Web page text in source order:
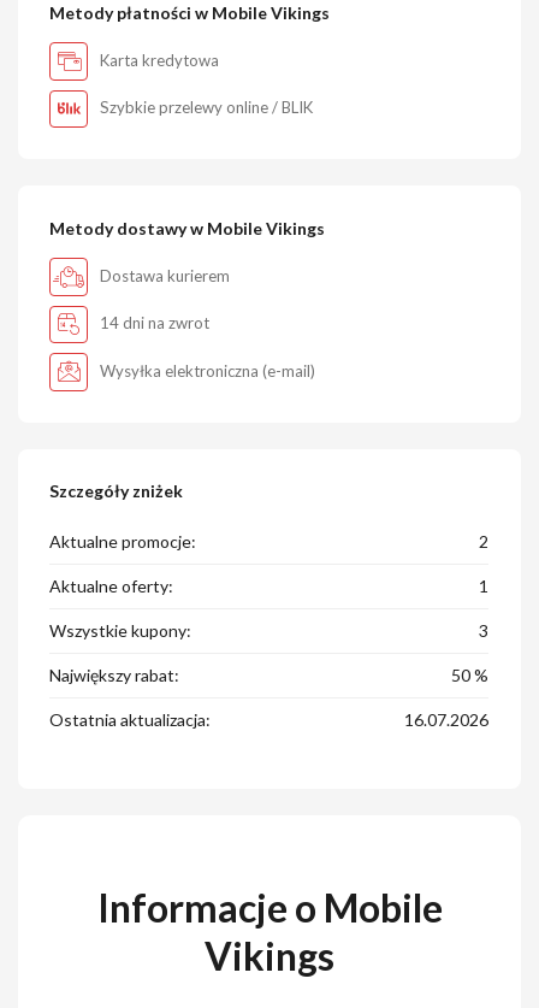
Metody płatności w Mobile Vikings
Karta kredytowa
Szybkie przelewy online / BLIK
Metody dostawy w Mobile Vikings
Dostawa kurierem
14 dni na zwrot
Wysyłka elektroniczna (e-mail)
Szczegóły zniżek
Aktualne promocje: 2
Aktualne oferty: 1
Wszystkie kupony: 3
Największy rabat: 50 %
Ostatnia aktualizacja: 16.07.2026
Informacje o Mobile
Vikings